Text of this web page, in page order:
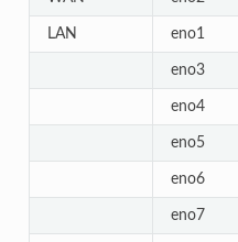
LAN eno1
eno3
eno4
eno5
eno6
eno7